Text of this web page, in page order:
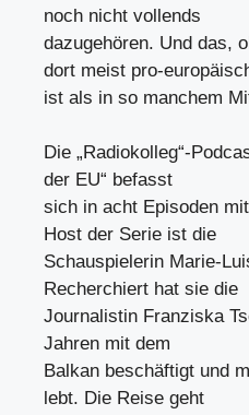
noch nicht vollends
dazugehören. Und das,
dort meist pro-
ist als in so manchem
Die „Radiokolleg“-
der EU“ befasst
sich in acht Episoden
Host der Serie ist die
Schauspielerin Marie-
Recherchiert hat sie die
Journalistin Franziska
Jahren mit dem
Balkan beschäftigt und
lebt. Die Reise geht